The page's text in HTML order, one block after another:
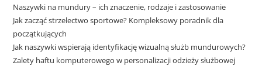
Naszywki na mundury – ich znaczenie, rodzaje i zastosowanie
Jak zacząć strzelectwo sportowe? Kompleksowy poradnik dla
początkujących
Jak naszywki wspierają identyfikację wizualną służb mundurowych?
Zalety haftu komputerowego w personalizacji odzieży służbowej